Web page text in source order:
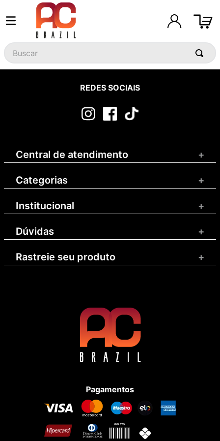
Buscar
REDES SOCIAIS
Central de atendimento +
Categorias +
Institucional +
Dúvidas +
Rastreie seu produto +
Pagamentos